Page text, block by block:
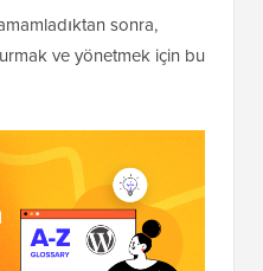
sonra,
ve yönetmek için bu